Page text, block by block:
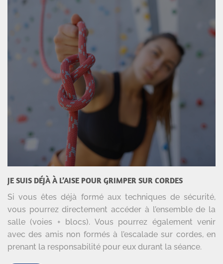
JE SUIS DÉJÀ À L’AISE POUR GRIMPER SUR CORDES
Si vous êtes déjà formé aux techniques de sécurité,
vous pourrez directement accéder à l’ensemble de la
salle (voies + blocs). Vous pourrez également venir
avec des amis non formés à l’escalade sur cordes, en
prenant la responsabilité pour eux durant la séance.